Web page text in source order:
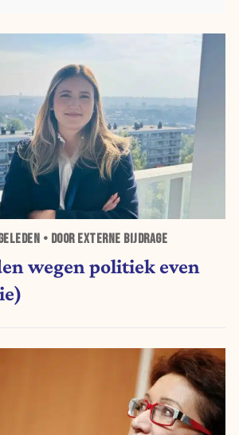
• DOOR EXTERNE BIJDRAGE
wegen politiek even